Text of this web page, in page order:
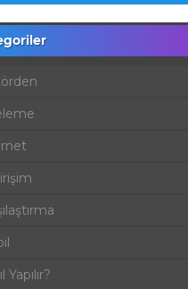
Yapılır?